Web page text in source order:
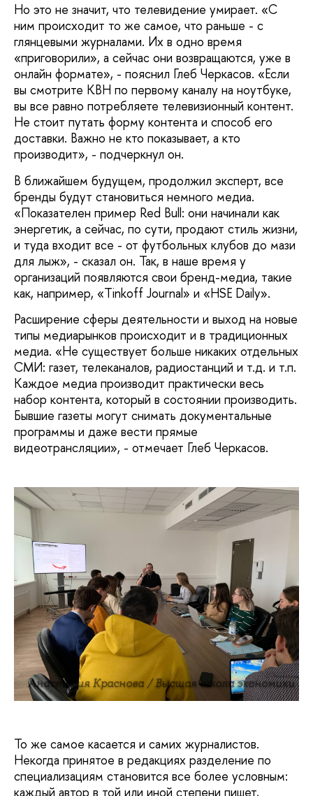
Но это не значит, что телевидение умирает. «С
ним происходит то же самое, что раньше - с
глянцевыми журналами. Их в одно время
«приговорили», а сейчас они возвращаются, уже в
онлайн формате», - пояснил Глеб Черкасов. «Если
вы смотрите КВН по первому каналу на ноутбуке,
вы все равно потребляете телевизионный контент.
Не стоит путать форму контента и способ его
доставки. Важно не кто показывает, а кто
производит», - подчеркнул он.
В ближайшем будущем, продолжил эксперт, все
бренды будут становиться немного медиа.
«Показателен пример Red Bull: они начинали как
энергетик, а сейчас, по сути, продают стиль жизни,
и туда входит все - от футбольных клубов до мази
для лыж», - сказал он. Так, в наше время у
организаций появляются свои бренд-медиа, такие
как, например, «Tinkoff Journal» и «HSE Daily».
Расширение сферы деятельности и выход на новые
типы медиарынков происходит и в традиционных
медиа. «Не существует больше никаких отдельных
СМИ: газет, телеканалов, радиостанций и т.д. и т.п.
Каждое медиа производит практически весь
набор контента, который в состоянии производить.
Бывшие газеты могут снимать документальные
программы и даже вести прямые
видеотрансляции», - отмечает Глеб Черкасов.
Анастасия Краснова / Высшая школа экономики
То же самое касается и самих журналистов.
Некогда принятое в редакциях разделение по
специализациям становится все более условным:
каждый автор в той или иной степени пишет,